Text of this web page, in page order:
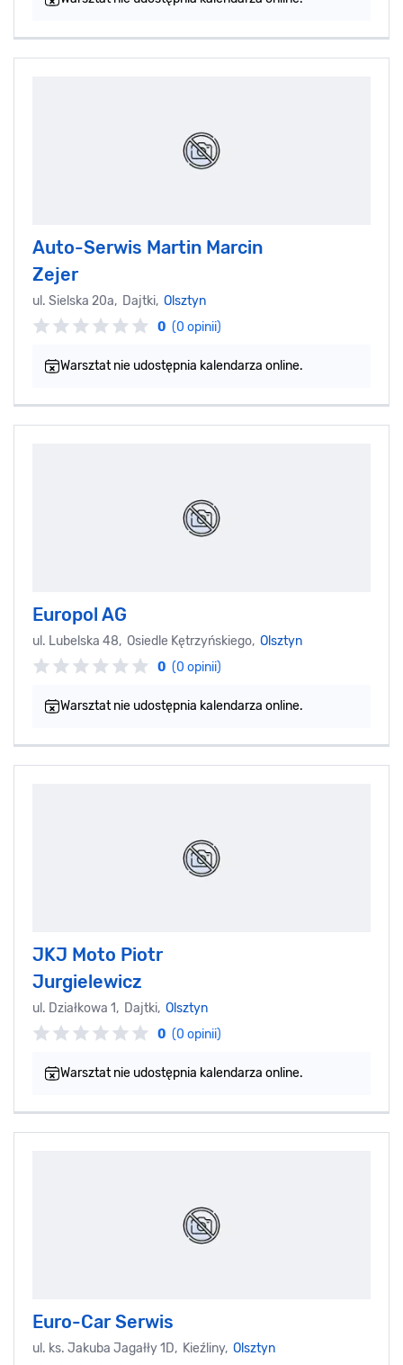
Auto-Serwis Martin Marcin
Zejer
ul. Sielska 20a, Dajtki, Olsztyn
0 (0 opinii)
Warsztat nie udostępnia kalendarza online.
Europol AG
ul. Lubelska 48, Osiedle Kętrzyńskiego, Olsztyn
0 (0 opinii)
Warsztat nie udostępnia kalendarza online.
JKJ Moto Piotr
Jurgielewicz
ul. Działkowa 1, Dajtki, Olsztyn
0 (0 opinii)
Warsztat nie udostępnia kalendarza online.
Euro-Car Serwis
ul. ks. Jakuba Jagałły 1D, Kieźliny, Olsztyn